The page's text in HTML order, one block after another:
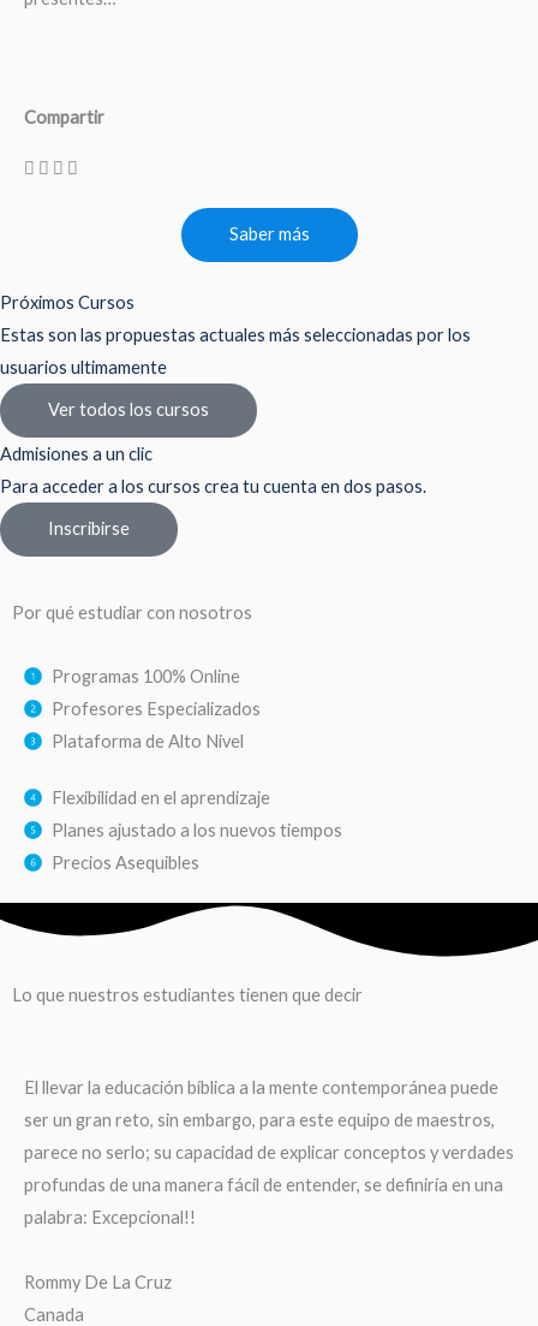
Compartir
Saber más
Próximos Cursos
Estas son las propuestas actuales más seleccionadas por los
usuarios ultimamente
Ver todos los cursos
Admisiones a un clic
Para acceder a los cursos crea tu cuenta en dos pasos.
Inscribirse
Por qué estudiar con nosotros
Programas 100% Online
Profesores Especializados
Plataforma de Alto Nivel
Flexibilidad en el aprendizaje
Planes ajustado a los nuevos tiempos
Precios Asequibles
Lo que nuestros estudiantes tienen que decir
El llevar la educación bíblica a la mente contemporánea puede
ser un gran reto, sin embargo, para este equipo de maestros,
parece no serlo; su capacidad de explicar conceptos y verdades
profundas de una manera fácil de entender, se definiría en una
palabra: Excepcional!!
Rommy De La Cruz
Canada